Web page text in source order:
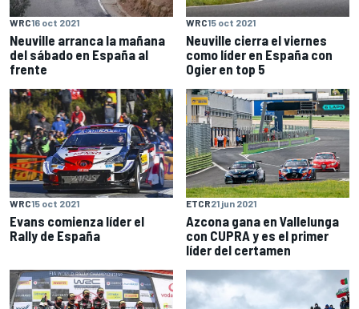
WRC16 oct 2021
Neuville arranca la mañana
del sábado en España al
frente
WRC15 oct 2021
Neuville cierra el viernes
como líder en España con
Ogier en top 5
WRC15 oct 2021
Evans comienza líder el
Rally de España
ETCR21 jun 2021
Azcona gana en Vallelunga
con CUPRA y es el primer
líder del certamen